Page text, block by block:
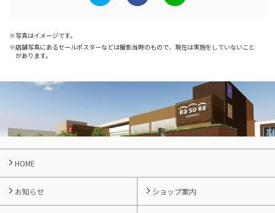
写真はイメージです。
店舗写真にあるセールポスターなどは撮影当時のもので、現在は実施をしていないこと
があります。
HOME
お知らせ ショップ案内